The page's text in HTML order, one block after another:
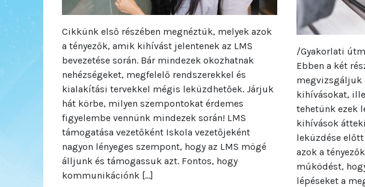
Cikkünk első részében megnéztük, melyek azok
a tényezők, amik kihívást jelentenek az LMS
bevezetése során. Bár mindezek okozhatnak
nehézségeket, megfelelő rendszerekkel és
kialakítási tervekkel mégis leküzdhetőek. Járjuk
hát körbe, milyen szempontokat érdemes
figyelembe vennünk mindezek során! LMS
támogatása vezetőként Iskola vezetőjeként
nagyon lényeges szempont, hogy az LMS mögé
álljunk és támogassuk azt. Fontos, hogy
kommunikációnk […]
/Gyakorlati
Ebben a két
megvizsgáljuk
kihívásokat,
tehetünk ezek
kihívások
leküzdése
azok a
működést,
lépéseket a